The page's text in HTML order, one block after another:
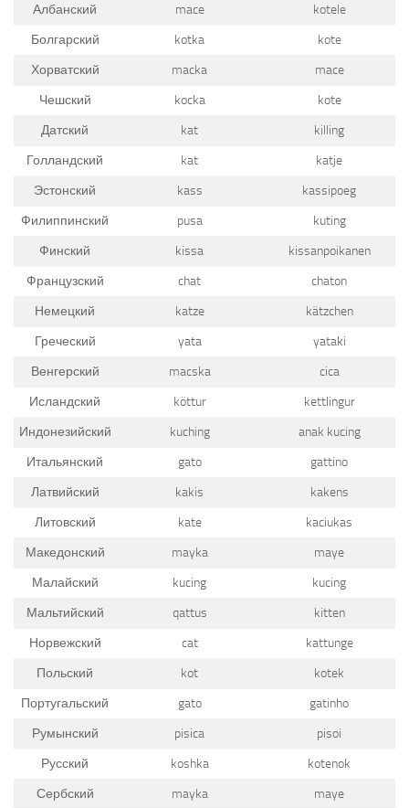
Албанский
mace
kotele
Болгарский
kotka
kote
Хорватский
macka
mace
Чешский
kocka
kote
Датский
kat
killing
Голландский
kat
katje
Эстонский
kass
kassipoeg
Филиппинский
pusa
kuting
Финский
kissa
kissanpoikanen
Французский
chat
chaton
Немецкий
katze
kätzchen
Греческий
yata
yataki
Венгерский
macska
cica
Исландский
köttur
kettlingur
Индонезийский
kuching
anak kucing
Итальянский
gato
gattino
Латвийский
kakis
kakens
Литовский
kate
kaciukas
Македонский
mayka
maye
Малайский
kucing
kucing
Мальтийский
qattus
kitten
Норвежский
cat
kattunge
Польский
kot
kotek
Португальский
gato
gatinho
Румынский
pisica
pisoi
Русский
koshka
kotenok
Сербский
mayka
maye